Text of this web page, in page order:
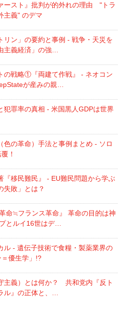
ースト』批判が的外れの理由 "トラ
主義" のデマ
リン」の要約と事例 - 戦争・天災を
主義経済」の強…
の戦略①『両建て作戦』 - ネオコン
が産みの親…
犯罪率の真相 - 米国黒人GDPは世界
色の革命）手法と事例まとめ - ソロ
！
『移民難民』 - EU難民問題から学ぶ
失敗」とは？
命≒フランス革命』 革命の目的は神
とルイ16世はデ…
ル - 遺伝子技術で食糧・製薬業界の
優生学」!?
主義）とは何か？ 共和党内『反ト
ル』の正体と、…